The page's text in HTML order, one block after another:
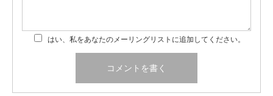
はい、私をあなたのメーリングリストに追加してください。